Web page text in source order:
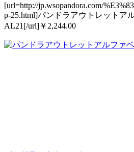
[url=http://jp.wsopandora.com/
p-25.html]パンドラアウトレットア
AL21[/url]￥2,244.00